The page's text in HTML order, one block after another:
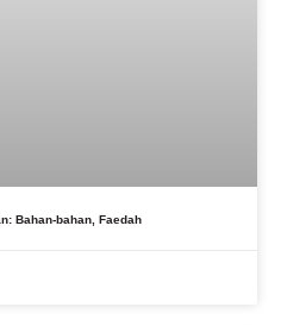
Bahan-bahan, Faedah